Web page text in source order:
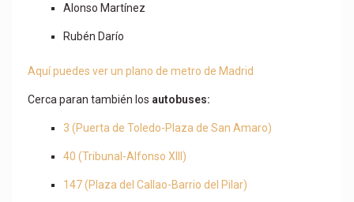
Alonso Martínez
Rubén Darío
Aquí puedes ver un plano de metro de Madrid
Cerca paran también los autobuses:
3 (Puerta de Toledo-Plaza de San Amaro)
40 (Tribunal-Alfonso XIII)
147 (Plaza del Callao-Barrio del Pilar)